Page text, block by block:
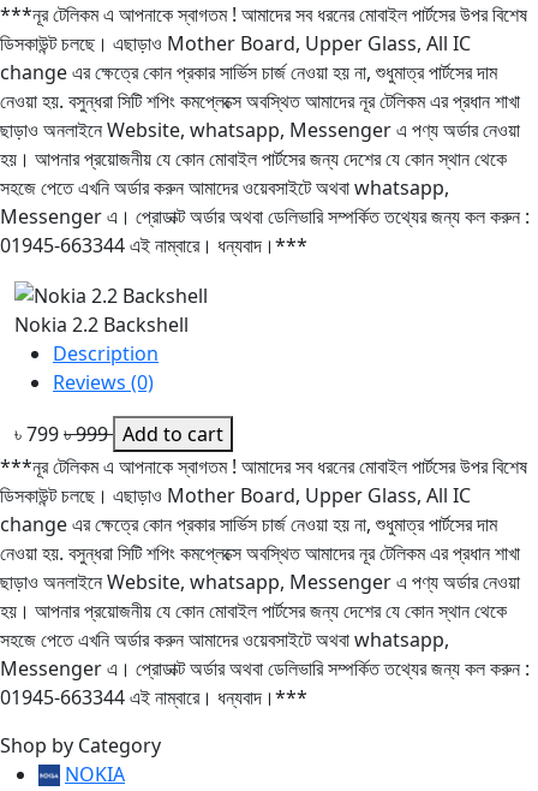
***নূর টেলিকম এ আপনাকে স্বাগতম ! আমাদের সব ধরনের মোবাইল পার্টসের উপর বিশেষ
ডিসকাউন্ট চলছে। এছাড়াও Mother Board, Upper Glass, All IC
change এর ক্ষেত্রে কোন প্রকার সার্ভিস চার্জ নেওয়া হয় না, শুধুমাত্র পার্টসের দাম
নেওয়া হয়. বসুন্ধরা সিটি শপিং কমপ্লেক্সে অবস্থিত আমাদের নূর টেলিকম এর প্রধান শাখা
ছাড়াও অনলাইনে Website, whatsapp, Messenger এ পণ্য অর্ডার নেওয়া
হয়। আপনার প্রয়োজনীয় যে কোন মোবাইল পার্টসের জন্য দেশের যে কোন স্থান থেকে
সহজে পেতে এখনি অর্ডার করুন আমাদের ওয়েবসাইটে অথবা whatsapp,
Messenger এ। প্রোডাক্ট অর্ডার অথবা ডেলিভারি সম্পর্কিত তথ্যের জন্য কল করুন :
01945-663344 এই নাম্বারে। ধন্যবাদ।***
Nokia 2.2 Backshell
Description
Reviews (0)
৳ 799৳ 999 Add to cart
***নূর টেলিকম এ আপনাকে স্বাগতম ! আমাদের সব ধরনের মোবাইল পার্টসের উপর বিশেষ
ডিসকাউন্ট চলছে। এছাড়াও Mother Board, Upper Glass, All IC
change এর ক্ষেত্রে কোন প্রকার সার্ভিস চার্জ নেওয়া হয় না, শুধুমাত্র পার্টসের দাম
নেওয়া হয়. বসুন্ধরা সিটি শপিং কমপ্লেক্সে অবস্থিত আমাদের নূর টেলিকম এর প্রধান শাখা
ছাড়াও অনলাইনে Website, whatsapp, Messenger এ পণ্য অর্ডার নেওয়া
হয়। আপনার প্রয়োজনীয় যে কোন মোবাইল পার্টসের জন্য দেশের যে কোন স্থান থেকে
সহজে পেতে এখনি অর্ডার করুন আমাদের ওয়েবসাইটে অথবা whatsapp,
Messenger এ। প্রোডাক্ট অর্ডার অথবা ডেলিভারি সম্পর্কিত তথ্যের জন্য কল করুন :
01945-663344 এই নাম্বারে। ধন্যবাদ।***
Shop by Category
NOKIA